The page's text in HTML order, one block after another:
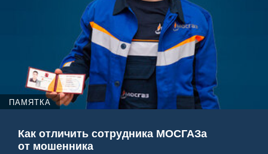
ПАМЯТКА
Как отличить сотрудника МОСГАЗа
от мошенника